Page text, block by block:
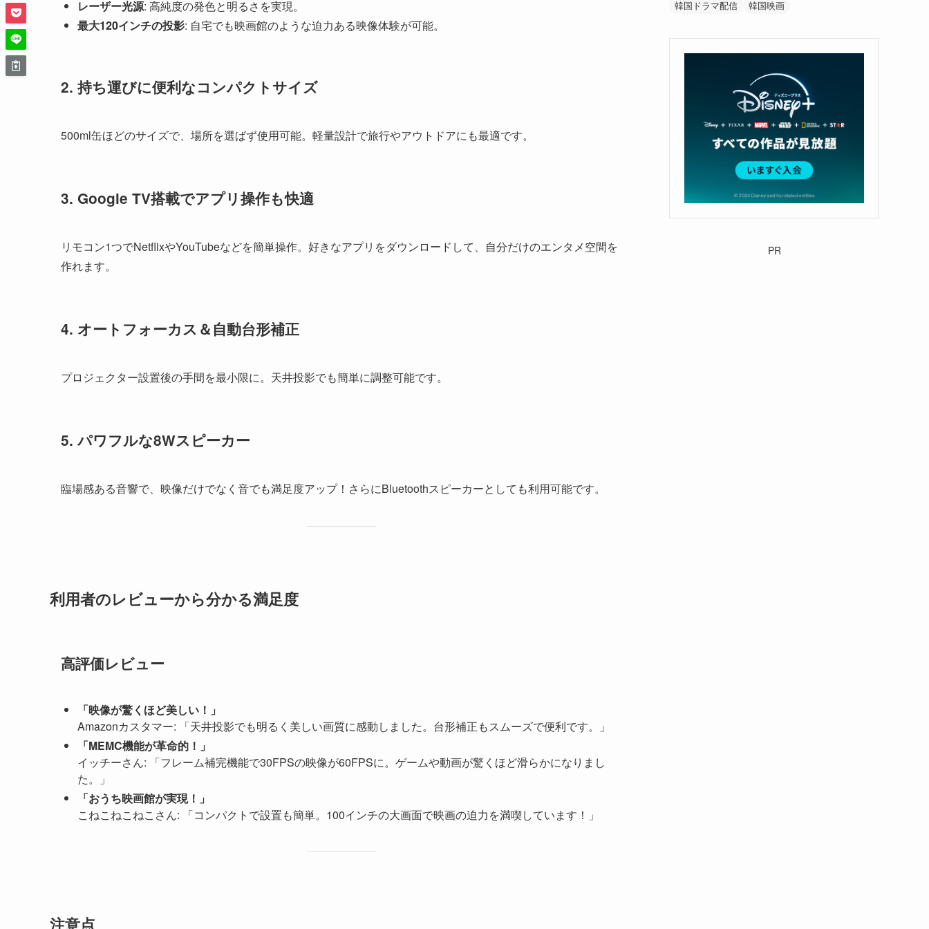
レーザー光源: 高純度の発色と明るさを実現。
最大120インチの投影: 自宅でも映画館のような迫力ある映像体験が可能。
2. 持ち運びに便利なコンパクトサイズ
500ml缶ほどのサイズで、場所を選ばず使用可能。軽量設計で旅行やアウトドアにも最適です。
3. Google TV搭載でアプリ操作も快適
リモコン1つでNetflixやYouTubeなどを簡単操作。好きなアプリをダウンロードして、自分だけのエンタメ空間を
作れます。
4. オートフォーカス＆自動台形補正
プロジェクター設置後の手間を最小限に。天井投影でも簡単に調整可能です。
5.パワフルな8Wスピーカー
臨場感ある音響で、映像だけでなく音でも満足度アップ！さらにBluetoothスピーカーとしても利用可能です。
利用者のレビューから分かる満足度
高評価レビュー
「映像が驚くほど美しい！」
Amazonカスタマー: 「天井投影でも明るく美しい画質に感動しました。台形補正もスムーズで便利です。」
「MEMC機能が革命的！」
イッチーさん: 「フレーム補完機能で30FPSの映像が60FPSに。ゲームや動画が驚くほど滑らかになりまし
た。」
「おうち映画館が実現！」
こねこねこねこさん: 「コンパクトで設置も簡単。100インチの大画面で映画の迫力を満喫しています！」
注意点
韓国ドラマ配信 韓国映画
PR